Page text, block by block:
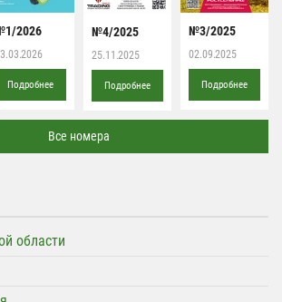
2026
Подробнее
№4/2025
25.11.2025
Подробнее
№3/2025
02.09.2025
Подробнее
Все номера
области